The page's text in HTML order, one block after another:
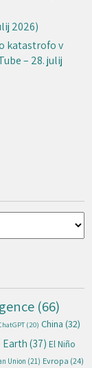
2026)
katastrofo v
– 28. julij
(66)
(20) China (32)
Earth (37) El Niño
Union (21) Evropa (24)